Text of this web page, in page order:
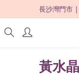
限時優惠
黃水